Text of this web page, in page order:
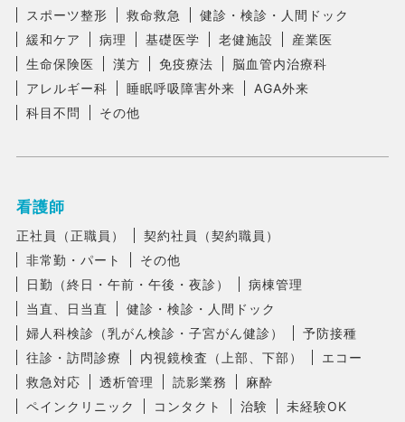
スポーツ整形
救命救急
健診・検診・人間ドック
緩和ケア
病理 基礎医学 老健施設
産業医
生命保険医
漢方 免疫療法
脳血管内治療科
アレルギー科
睡眠呼吸障害外来
AGA外来
科目不問
その他
看護師
正社員（正職員）
契約社員（契約職員）
非常勤・パート
その他
日勤（終日・午前・午後・夜診）
病棟管理
当直、日当直
健診・検診・人間ドック
婦人科検診（乳がん検診・子宮がん健診）
予防接種
往診・訪問診療
内視鏡検査（上部、下部）
エコー
救急対応
透析管理 読影業務
麻酔
ペインクリニック
コンタクト 治験
未経験OK